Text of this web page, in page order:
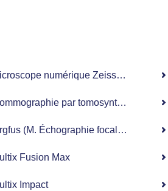
numérique Zeiss Artevo 800
par tomosynthèse
(M. Échographie focalisée guidée)
Fusion Max
Impact